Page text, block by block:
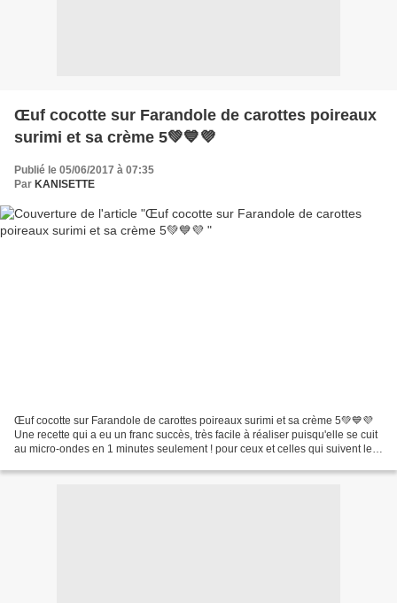
Œuf cocotte sur Farandole de carottes poireaux
surimi et sa crème 5💚💙💜
Publié le 05/06/2017 à 07:35
Par KANISETTE
Œuf cocotte sur Farandole de carottes poireaux surimi et sa crème 5💚💙💜
Une recette qui a eu un franc succès, très facile à réaliser puisqu'elle se cuit
au micro-ondes en 1 minutes seulement ! pour ceux et celles qui suivent le